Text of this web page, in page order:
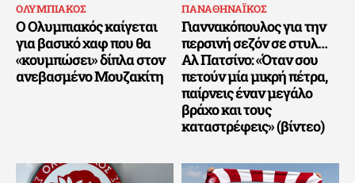
ΟΛΥΜΠΙΑΚΟΣ
Ο Ολυμπιακός καίγεται
για βασικό χαφ που θα
«κουμπώσει» δίπλα στον
ανεβασμένο Μουζακίτη
ΠΑΝΑΘΗΝΑΪΚΟΣ
Γιαννακόπουλος για την
περσινή σεζόν σε στυλ…
Αλ Πατσίνο: «Όταν σου
πετούν μία μικρή πέτρα,
παίρνεις έναν μεγάλο
βράχο και τους
καταστρέφεις» (βίντεο)